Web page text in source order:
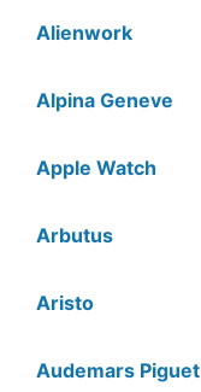
Alienwork
Alpina Geneve
Apple Watch
Arbutus
Aristo
Audemars Piguet